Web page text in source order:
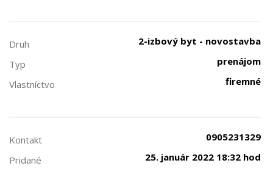
Druh
2-izbový byt - novostavba
Typ
prenájom
Vlastníctvo
firemné
Kontakt
0905231329
Pridané
25. január 2022 18:32 hod